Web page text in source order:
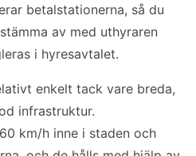
betalstationerna, så du
av med uthyraren
i hyresavtalet.
enkelt tack vare breda,
infrastruktur.
km/h inne i staden och